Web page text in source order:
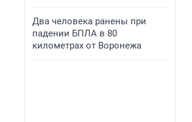
Два человека ранены при
падении БПЛА в 80
километрах от Воронежа